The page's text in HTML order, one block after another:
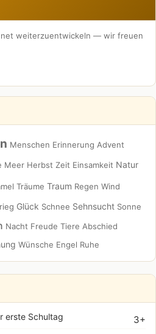
weiterzuentwickeln — wir freuen
Menschen Erinnerung Advent
Meer Herbst Zeit Einsamkeit Natur
Träume Traum Regen Wind
Glück Schnee Sehnsucht Sonne
Nacht Freude Tiere Abschied
Wünsche Engel Ruhe
3+
erste Schultag